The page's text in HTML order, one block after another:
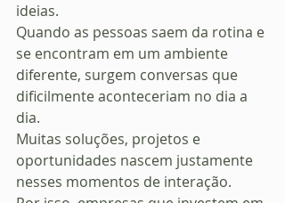
ideias.
Quando as pessoas saem da rotina e
se encontram em um ambiente
diferente, surgem conversas que
dificilmente aconteceriam no dia a
dia.
Muitas soluções, projetos e
oportunidades nascem justamente
nesses momentos de interação.